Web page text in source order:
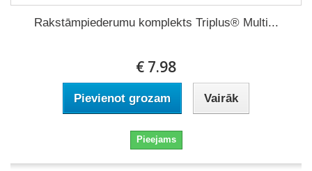
Rakstāmpiederumu komplekts Triplus® Multi...
€ 7.98
Pievienot grozam Vairāk
Pieejams